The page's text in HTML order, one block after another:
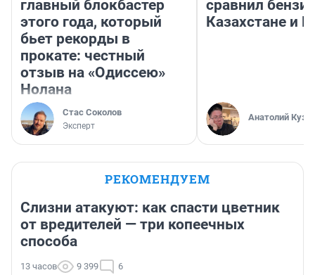
главный блокбастер
этого года, который
бьет рекорды в
прокате: честный
отзыв на «Одиссею»
Нолана
Стас Соколов
Эксперт
сравнил
Казахстане и
Анатолий
РЕКОМЕНДУЕМ
Слизни атакуют: как спасти цветник
от вредителей — три копеечных
способа
13 часов 9 399 6